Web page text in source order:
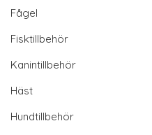
Fågel
Fisktillbehör
Kanintillbehör
Häst
Hundtillbehör